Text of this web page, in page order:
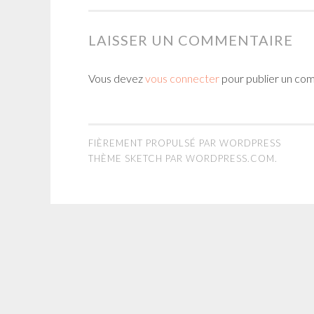
LAISSER UN COMMENTAIRE
Vous devezvous connecter pour publier un
FIÈREMENT PROPULSÉ PAR WORDPRESS
THÈME SKETCH PAR WORDPRESS.COM